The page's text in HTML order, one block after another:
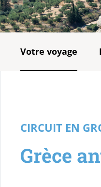
Votre voyage
CIRCUIT EN
Grèce